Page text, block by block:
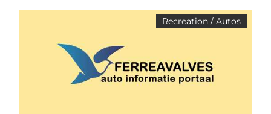
Recreation / Autos